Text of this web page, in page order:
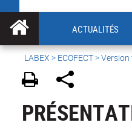
ACTUALITÉS
LABEX > ECOFECT>